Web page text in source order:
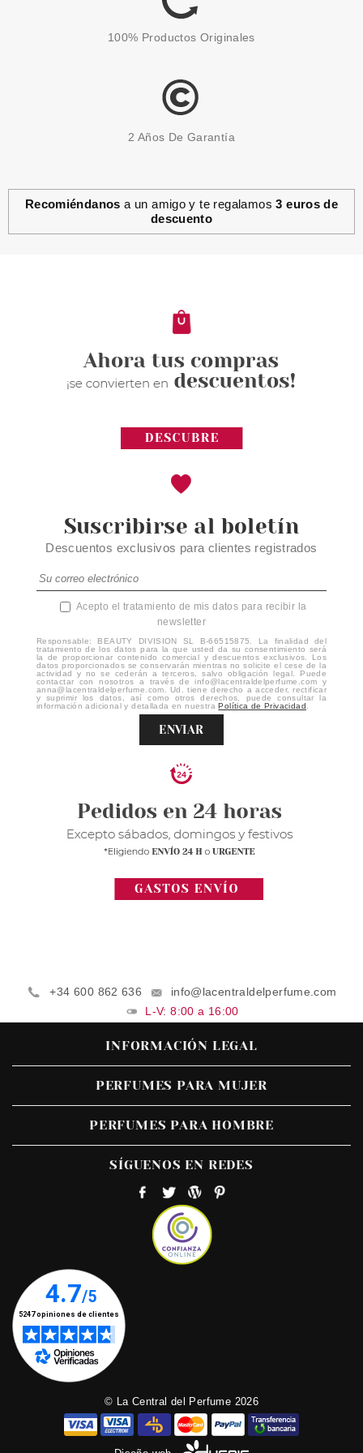
CHRISTIAN DIOR
22.50€
100% Productos Originales
2 Años De Garantía
Recomiéndanos a un amigo y te regalamos3 euros de
descuento
Suscribirse al boletín
Descuentos exclusivos para clientes registrados
Acepto el tratamiento de mis datos para recibir la
newsletter
Responsable: BEAUTY DIVISION SL B-66515875. La finalidad del
tratamiento de los datos para la que usted da su consentimiento será
la de proporcionar contenido comercial y descuentos exclusivos. Los
datos proporcionados se conservarán mientras no solicite el cese de la
actividad y no se cederán a terceros, salvo obligación legal. Puede
contactar con nosotros a través de info@lacentraldelperfume.com y
anna@lacentraldelperfume.com. Ud. tiene derecho a acceder, rectificar
y suprimir los datos, así como otros derechos, puede consultar la
información adicional y detallada en nuestraPolítica de Privacidad
ENVIAR
+34 600 862 636
info@lacentraldelperfume.com
L-V: 8:00 a 16:00
INFORMACIÓN LEGAL
PERFUMES PARA MUJER
PERFUMES PARA HOMBRE
SÍGUENOS EN REDES
© La Central del Perfume 2026